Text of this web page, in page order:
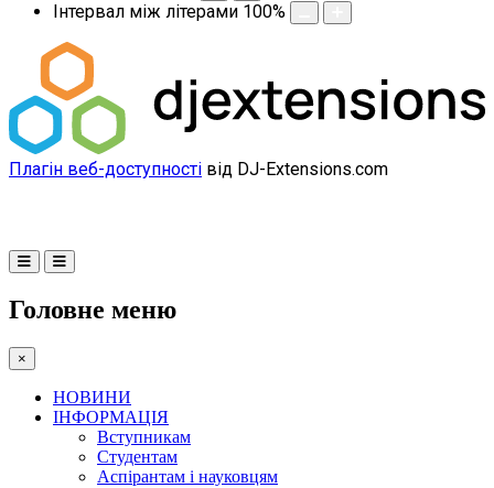
Інтервал між літерами 100%
Плагін веб-доступності від DJ-Extensions.com
Головне меню
×
НОВИНИ
ІНФОРМАЦІЯ
Вступникам
Студентам
Аспірантам і науковцям